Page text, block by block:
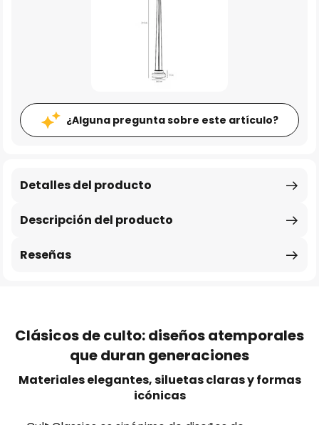
¿Alguna pregunta sobre este artículo?
Descripción del producto
Detalles del producto
Reseñas
Clásicos de culto: diseños atemporales
que duran generaciones
Materiales elegantes, siluetas claras y formas
icónicas